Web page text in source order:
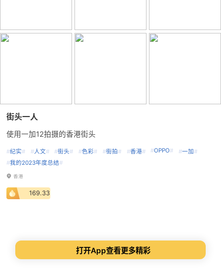
街头一人
使用一加12拍摄的香港街头
#纪实# #人文# #街头# #色彩# #街拍# #香港# #OPPO# #一加#
#我的2023年度总结#
香港
169.33
打开App查看更多精彩